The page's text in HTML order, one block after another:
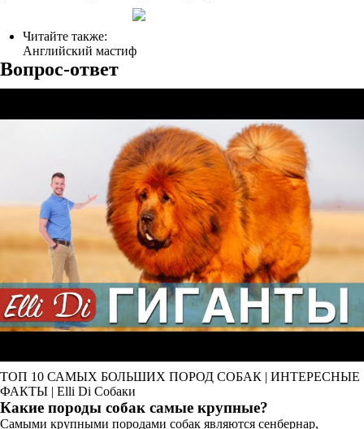
Читайте также:
Английский мастиф
Вопрос-ответ
ТОП 10 САМЫХ БОЛЬШИХ ПОРОД СОБАК | ИНТЕРЕСНЫЕ
ФАКТЫ | Elli Di Собаки
Какие породы собак самые крупные?
Самыми крупными породами собак являются сенбернар,